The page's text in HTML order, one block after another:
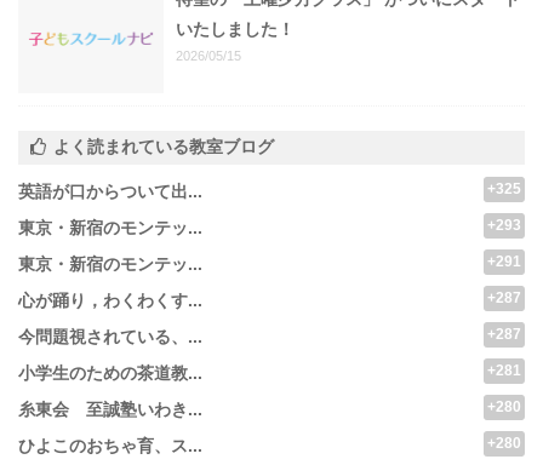
いたしました！
2026/05/15
よく読まれている教室ブログ
英語が口からついて出... +325
東京・新宿のモンテッ... +293
東京・新宿のモンテッ... +291
心が踊り，わくわくす... +287
今問題視されている、... +287
小学生のための茶道教... +281
糸東会 至誠塾いわき... +280
ひよこのおちゃ育、ス... +280